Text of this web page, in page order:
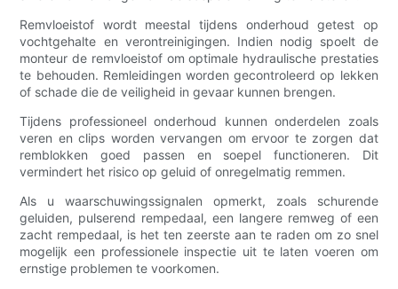
Remvloeistof wordt meestal tijdens onderhoud getest op
vochtgehalte en verontreinigingen. Indien nodig spoelt de
monteur de remvloeistof om optimale hydraulische prestaties
te behouden. Remleidingen worden gecontroleerd op lekken
of schade die de veiligheid in gevaar kunnen brengen.
Tijdens professioneel onderhoud kunnen onderdelen zoals
veren en clips worden vervangen om ervoor te zorgen dat
remblokken goed passen en soepel functioneren. Dit
vermindert het risico op geluid of onregelmatig remmen.
Als u waarschuwingssignalen opmerkt, zoals schurende
geluiden, pulserend rempedaal, een langere remweg of een
zacht rempedaal, is het ten zeerste aan te raden om zo snel
mogelijk een professionele inspectie uit te laten voeren om
ernstige problemen te voorkomen.